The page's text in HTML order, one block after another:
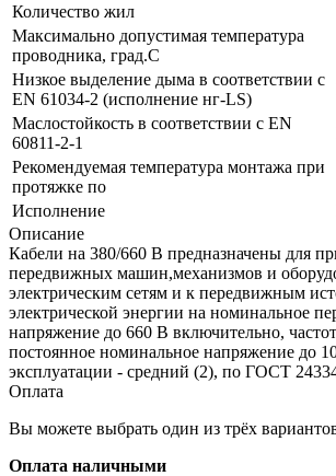
Количество жил
Максимально допустимая температура
проводника, град.C
Низкое выделение дыма в соответствии с
EN 61034-2 (исполнение нг-LS)
Маслостойкость в соответствии с EN
60811-2-1
Рекомендуемая температура монтажа при
протяжке по
Исполнение
Описание
Кабели на 380/660 В предназначены для
передвижных машин,механизмов и
электрическим сетям и к передвижным
электрической энергии на номинальное
напряжение до 660 В включительно,
постоянное номинальное напряжение до
эксплуатации - средний (2), по ГОСТ
Оплата
Вы можете выбрать один из трёх
Оплата наличными